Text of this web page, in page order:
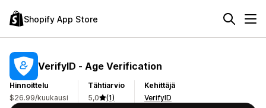
Shopify App Store
VerifyID ‑ Age Verification
Hinnoittelu
$26.99/kuukausi
Tähtiarvio
5,0
(1)
Kehittäjä
VerifyID